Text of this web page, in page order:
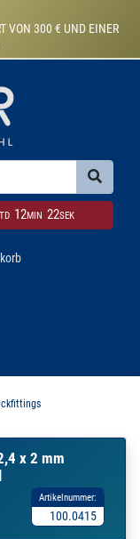
VON 300 € UND EINER
12MIN 20SEK
x 2 mm
Artikelnummer:
100.0415